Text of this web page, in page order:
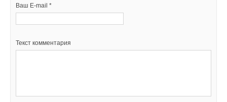
Ваш E-mail *
Текст комментария